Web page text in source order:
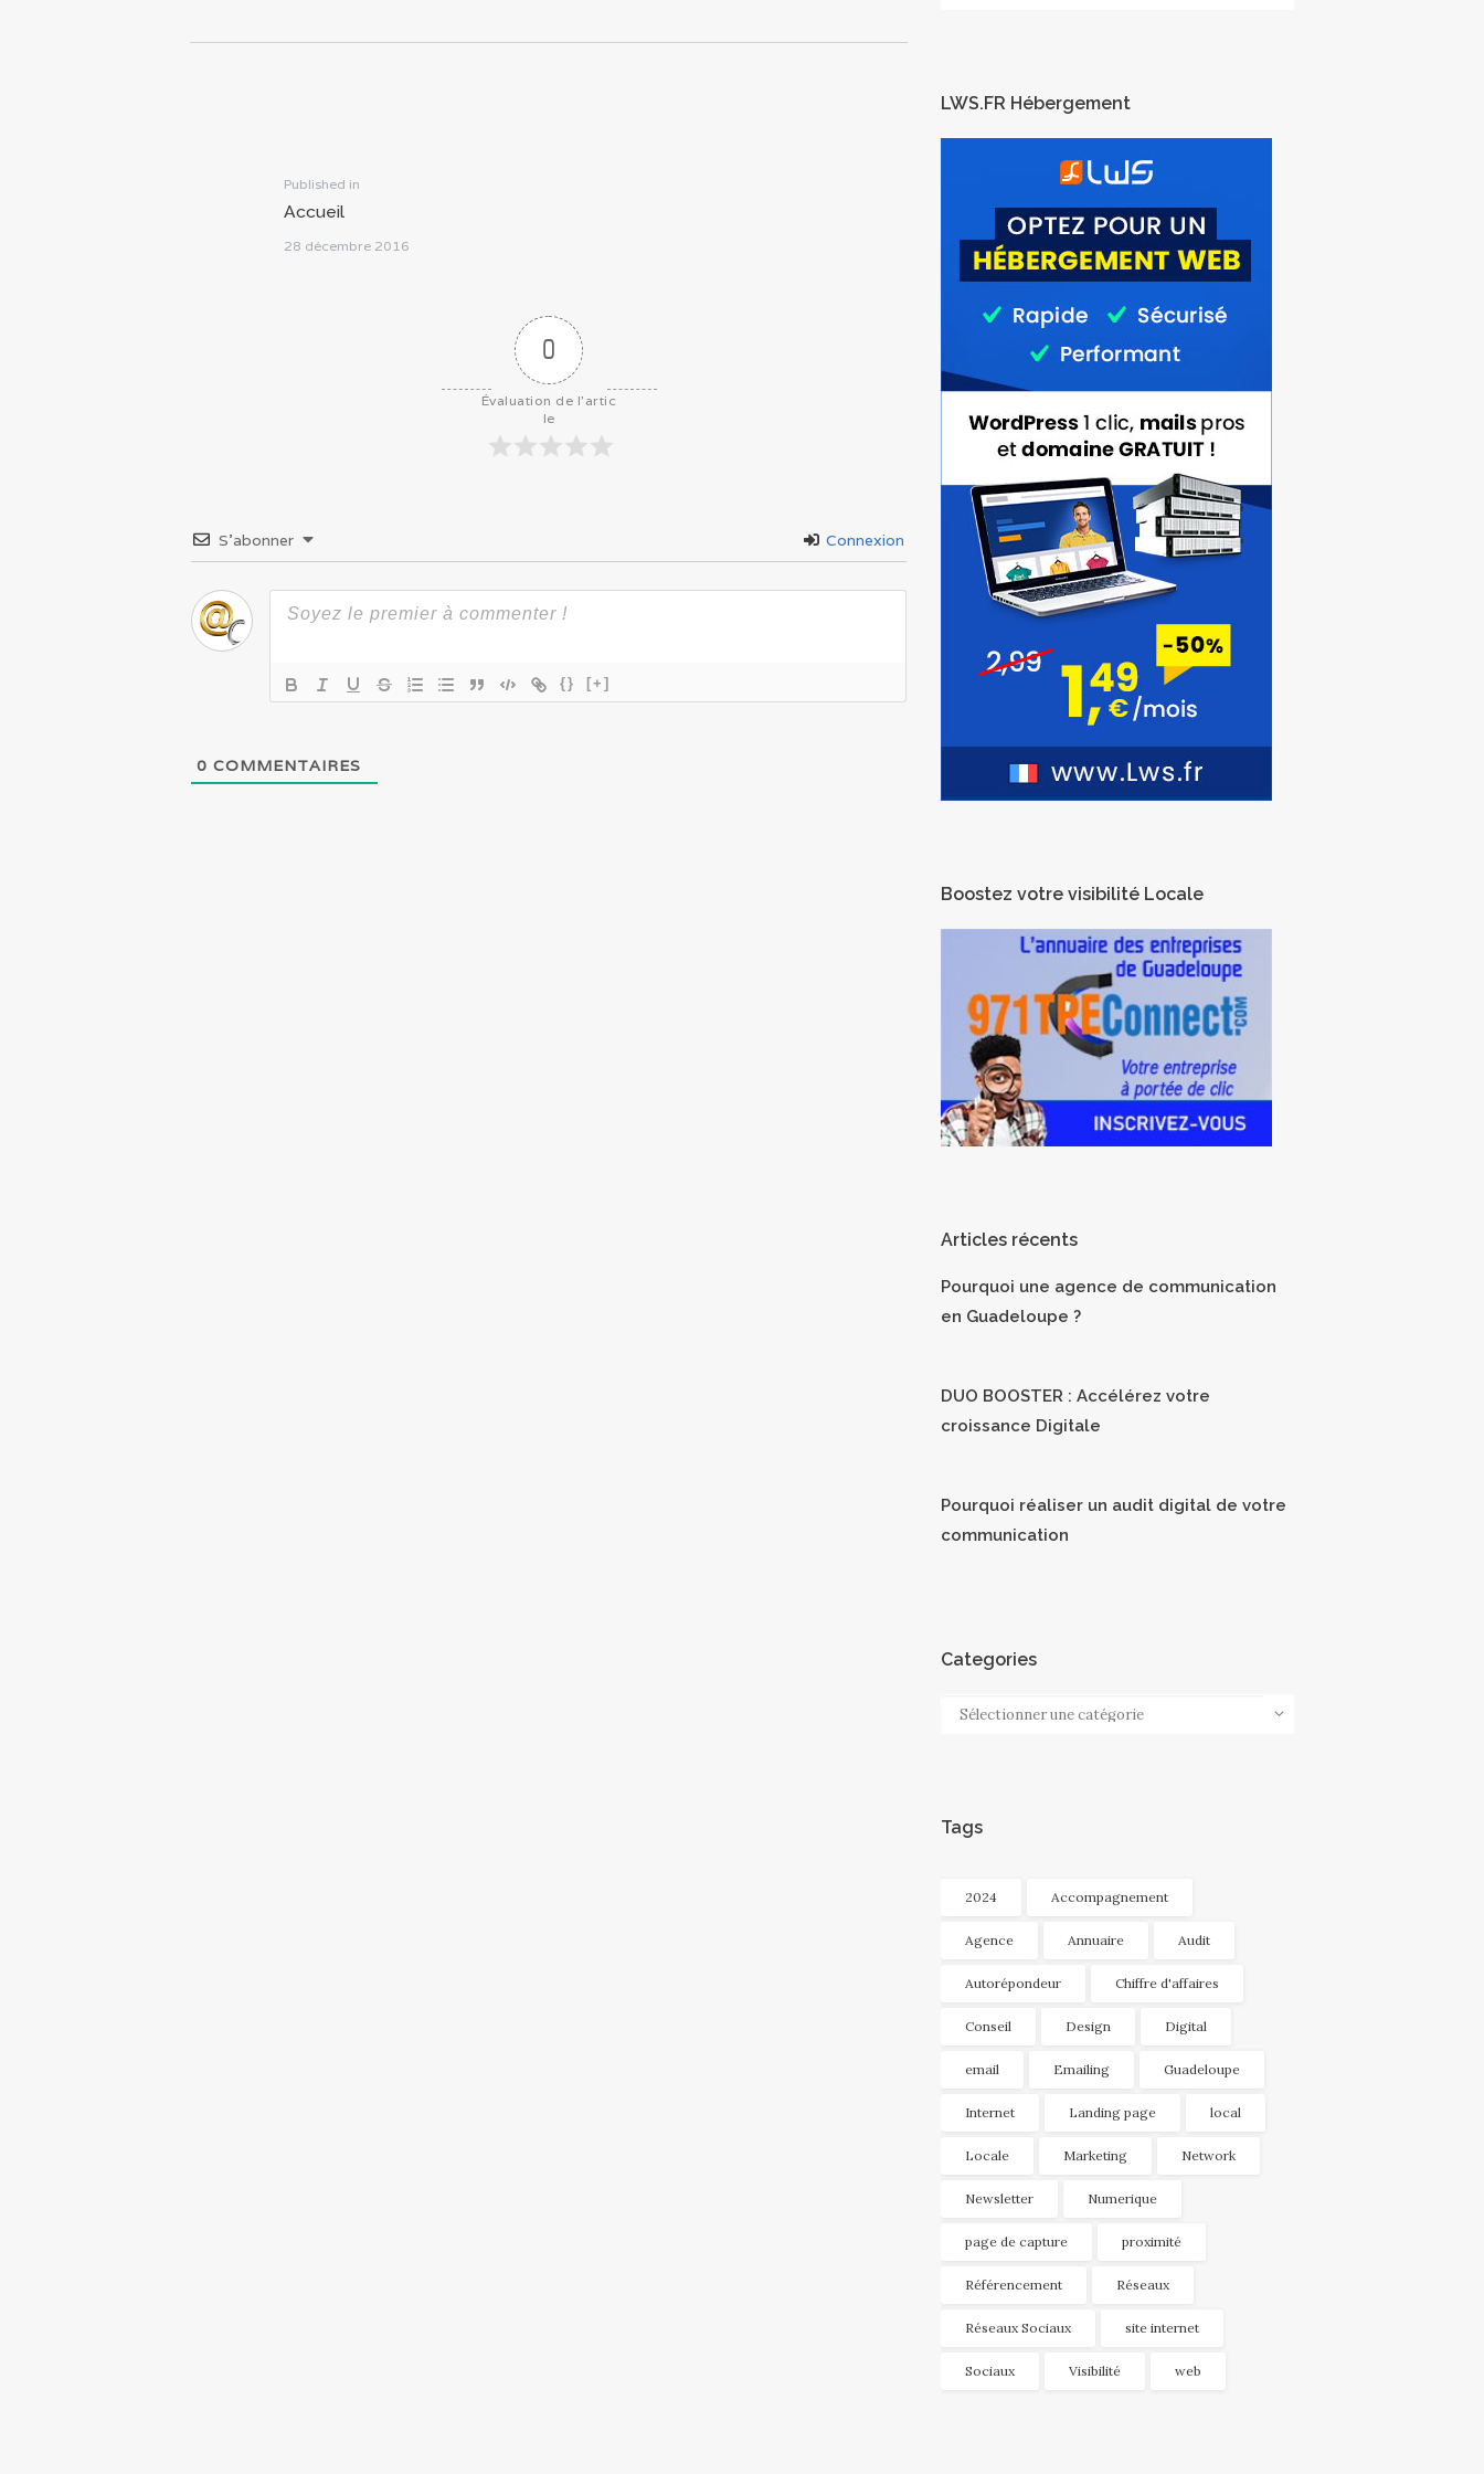
l’article
Published in
Accueil
28 décembre 2016
0
Évaluation de l'artic
le
S’abonner Connexion
{} [+]
0 COMMENTAIRES
LWS.FR Hébergement
Boostez votre visibilité Locale
Articles récents
Pourquoi une agence de communication
en Guadeloupe ?
DUO BOOSTER : Accélérez votre
croissance Digitale
Pourquoi réaliser un audit digital de votre
communication
Categories
Categories
Tags
2024 Accompagnement
Agence Annuaire Audit
Autorépondeur Chiffre d'affaires
Conseil Design Digital
email Emailing Guadeloupe
Internet Landing page local
Locale Marketing Network
Newsletter Numerique
page de capture proximité
Référencement Réseaux
Réseaux Sociaux site internet
Sociaux Visibilité web